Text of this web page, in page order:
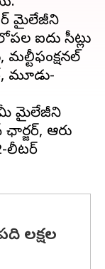
మైలేజీని
ఐదు సీట్లు
మూడు-
మైలేజీని
ఆరు
లీటర్
లక్షల